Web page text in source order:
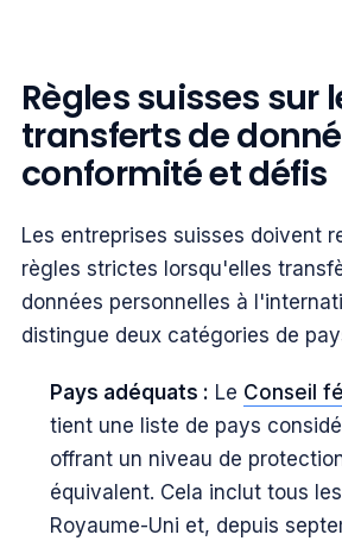
Règles suisses sur
transferts de
conformité et défis
Les entreprises suisses doivent
règles strictes lorsqu'elles
données personnelles à
distingue deux catégories de
Pays adéquats : Le Conseil
tient une liste de pays
offrant un niveau de
équivalent. Cela inclut tous
Royaume-Uni et, depuis